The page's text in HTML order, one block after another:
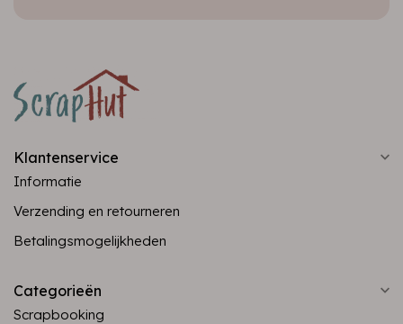
Klantenservice
Informatie
Verzending en retourneren
Betalingsmogelijkheden
Categorieën
Scrapbooking